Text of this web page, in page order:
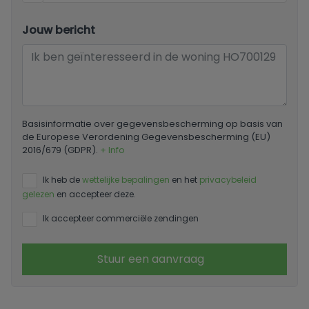
Jouw bericht
Basisinformatie over gegevensbescherming op basis van
de Europese Verordening Gegevensbescherming (EU)
2016/679 (GDPR). + Info
Ik heb dewettelijke bepalingen en het privacybeleid
gelezen en accepteer deze.
Ik accepteer commerciële zendingen
Stuur een aanvraag